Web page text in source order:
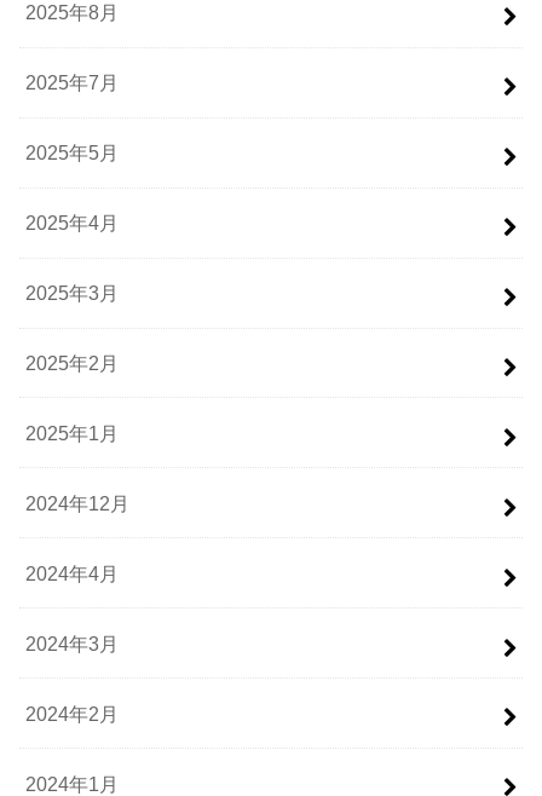
2025年8月
2025年7月
2025年5月
2025年4月
2025年3月
2025年2月
2025年1月
2024年12月
2024年4月
2024年3月
2024年2月
2024年1月